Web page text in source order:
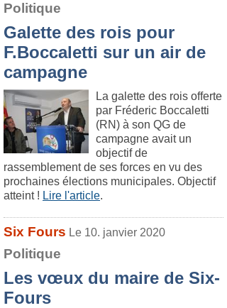
Politique
Galette des rois pour
F.Boccaletti sur un air de
campagne
La galette des rois offerte
par Fréderic Boccaletti
(RN) à son QG de
campagne avait un
objectif de
rassemblement de ses forces en vu des
prochaines élections municipales. Objectif
atteint ! Lire l'article.
Six Fours Le 10. janvier 2020
Politique
Les vœux du maire de Six-
Fours